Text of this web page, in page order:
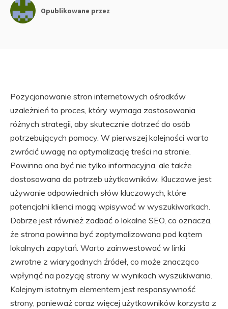
Opublikowane przez
Pozycjonowanie stron internetowych ośrodków
uzależnień to proces, który wymaga zastosowania
różnych strategii, aby skutecznie dotrzeć do osób
potrzebujących pomocy. W pierwszej kolejności warto
zwrócić uwagę na optymalizację treści na stronie.
Powinna ona być nie tylko informacyjna, ale także
dostosowana do potrzeb użytkowników. Kluczowe jest
używanie odpowiednich słów kluczowych, które
potencjalni klienci mogą wpisywać w wyszukiwarkach.
Dobrze jest również zadbać o lokalne SEO, co oznacza,
że strona powinna być zoptymalizowana pod kątem
lokalnych zapytań. Warto zainwestować w linki
zwrotne z wiarygodnych źródeł, co może znacząco
wpłynąć na pozycję strony w wynikach wyszukiwania.
Kolejnym istotnym elementem jest responsywność
strony, ponieważ coraz więcej użytkowników korzysta z